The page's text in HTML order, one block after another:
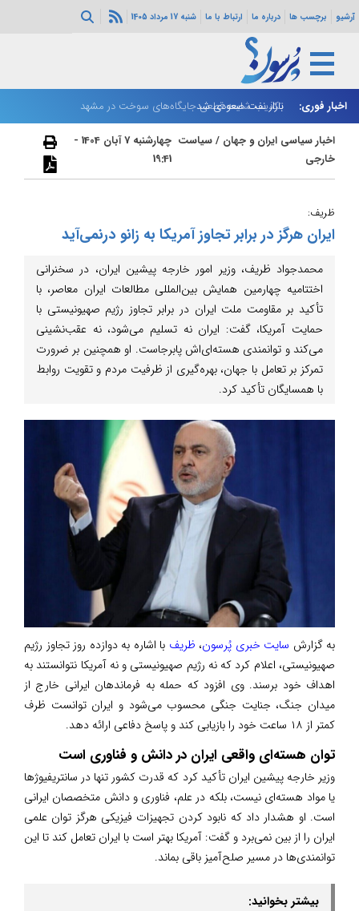
آرشیو برچسب ها درباره ما ارتباط با ما شنبه 17 مرداد 1405
اخبار فوری: تکذیب شایعه قطعی جایگاه‌های سوخت در مشهد
بازار نفت صعودی شد
اخبار سیاسی ایران و جهان /سیاست
خارجی
چهارشنبه 7 آبان 1404 -
19:41
ظریف:
ایران هرگز در برابر تجاوز آمریکا به زانو درنمی‌آید
محمدجواد ظریف، وزیر امور خارجه پیشین ایران، در سخنرانی
اختتامیه چهارمین همایش بین‌المللی مطالعات ایران معاصر، با
تأکید بر مقاومت ملت ایران در برابر تجاوز رژیم صهیونیستی با
حمایت آمریکا، گفت: ایران نه تسلیم می‌شود، نه عقب‌نشینی
می‌کند و توانمندی هسته‌ای‌اش پابرجاست. او همچنین بر ضرورت
تمرکز بر تعامل با جهان، بهره‌گیری از ظرفیت مردم و تقویت روابط
با همسایگان تأکید کرد.
به گزارش سایت خبری پُرسون، ظریف با اشاره به دوازده روز تجاوز رژیم
صهیونیستی، اعلام کرد که نه رژیم صهیونیستی و نه آمریکا نتوانستند به
اهداف خود برسند. وی افزود که حمله به فرماندهان ایرانی خارج از
میدان جنگ، جنایت جنگی محسوب می‌شود و ایران توانست ظرف
کمتر از ۱۸ ساعت خود را بازیابی کند و پاسخ دفاعی ارائه دهد.
توان هسته‌ای واقعی ایران در دانش و فناوری است
وزیر خارجه پیشین ایران تأکید کرد که قدرت کشور تنها در سانتریفیوژها
یا مواد هسته‌ای نیست، بلکه در علم، فناوری و دانش متخصصان ایرانی
است. او هشدار داد که نابود کردن تجهیزات فیزیکی هرگز توان علمی
ایران را از بین نمی‌برد و گفت: آمریکا بهتر است با ایران تعامل کند تا این
توانمندی‌ها در مسیر صلح‌آمیز باقی بماند.
بیشتر بخوانید: